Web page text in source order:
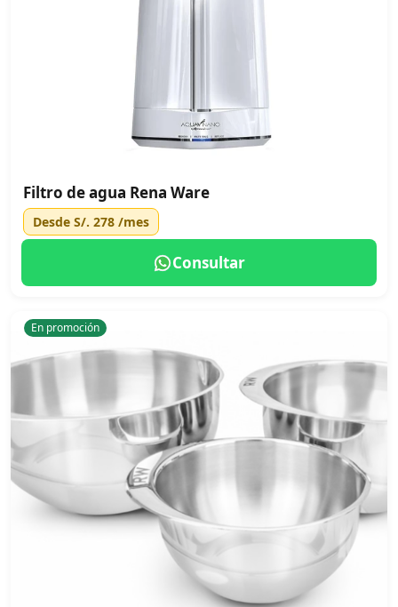
Filtro de agua Rena Ware
Desde S/. 278 /mes
Consultar
En promoción